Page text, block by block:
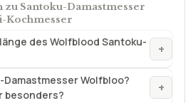
Santoku-Damastmesser
Kochmesser
des Wolfblood Santoku-
+
Damastmesser Wolfbloo?
besonders?
+